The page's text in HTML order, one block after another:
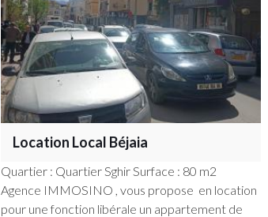
Location Local Béjaia
Quartier : Quartier Sghir Surface : 80 m2
Agence IMMOSINO , vous propose en location
pour une fonction libérale un appartement de